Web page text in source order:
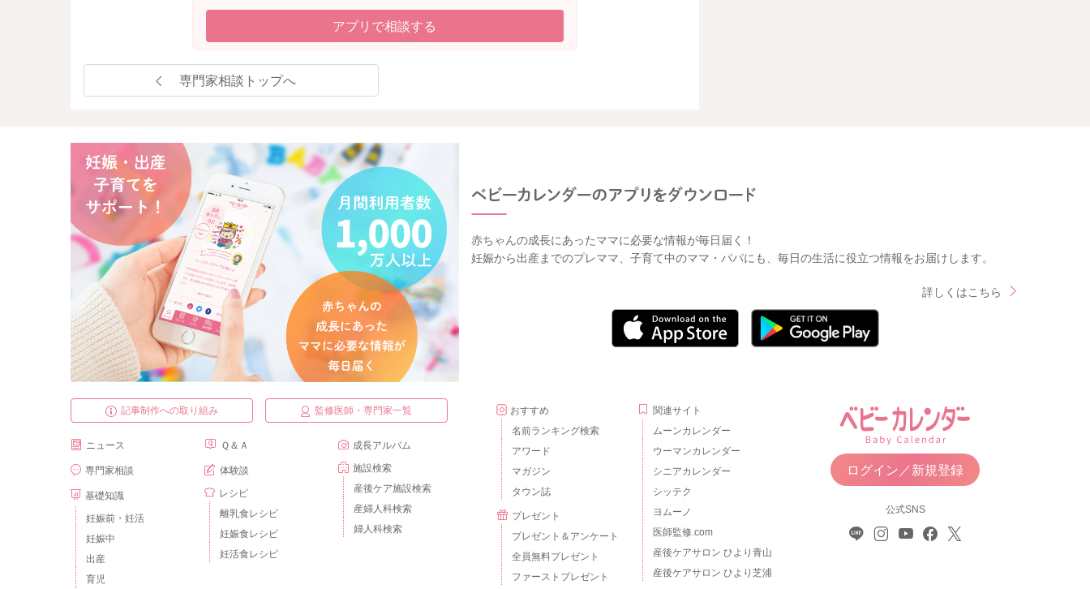
アプリで相談する
専門家相談トップへ
赤ちゃんの成長にあったママに必要な情報が毎日届く！
妊娠から出産までのプレママ、子育て中のママ・パパにも、毎日の生活に役立つ情報をお届けします。
詳しくはこちら
記事制作への取り組み 監修医師・専門家一覧
ニュース
専門家相談
基礎知識
妊娠前・妊活
妊娠中
出産
育児
Ｑ＆Ａ
体験談
レシピ
離乳食レシピ
妊娠食レシピ
妊活食レシピ
成長アルバム
施設検索
産後ケア施設検索
産婦人科検索
婦人科検索
おすすめ
名前ランキング検索
アワード
マガジン
タウン誌
プレゼント
プレゼント＆アンケート
全員無料プレゼント
ファーストプレゼント
関連サイト
ムーンカレンダー
ウーマンカレンダー
シニアカレンダー
シッテク
ヨムーノ
医師監修.com
産後ケアサロン ひより青山
産後ケアサロン ひより芝浦
ログイン／新規登録
公式SNS